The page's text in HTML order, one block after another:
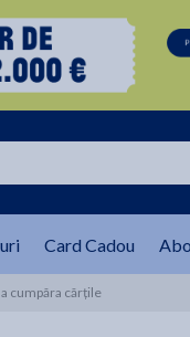
Card Cadou
cumpăra cărțile